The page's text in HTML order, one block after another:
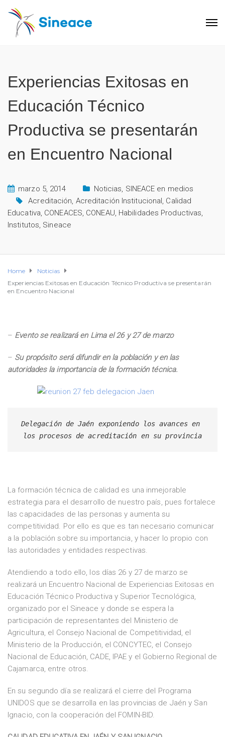
Experiencias Exitosas en
Educación Técnico
Productiva se presentarán
en Encuentro Nacional
marzo 5, 2014 Noticias, SINEACE en medios
Acreditación, Acreditación Institucional, Calidad
Educativa, CONEACES, CONEAU, Habilidades Productivas,
Institutos, Sineace
Home
Noticias
Experiencias Exitosas en Educación Técnico Productiva se presentarán
en Encuentro Nacional
– Evento se realizará en Lima el 26 y 27 de marzo
– Su propósito será difundir en la población y en las
autoridades la importancia de la formación técnica.
Delegación de Jaén exponiendo los avances en
los procesos de acreditación en su provincia
La formación técnica de calidad es una inmejorable
estrategia para el desarrollo de nuestro país, pues fortalece
las capacidades de las personas y aumenta su
competitividad. Por ello es que es tan necesario comunicar
a la población sobre su importancia, y hacer lo propio con
las autoridades y entidades respectivas.
Atendiendo a todo ello, los días 26 y 27 de marzo se
realizará un Encuentro Nacional de Experiencias Exitosas en
Educación Técnico Productiva y Superior Tecnológica,
organizado por el Sineace y donde se espera la
participación de representantes del Ministerio de
Agricultura, el Consejo Nacional de Competitividad, el
Ministerio de la Producción, el CONCYTEC, el Consejo
Nacional de Educación, CADE, IPAE y el Gobierno Regional de
Cajamarca, entre otros.
En su segundo día se realizará el cierre del Programa
UNIDOS que se desarrolla en las provincias de Jaén y San
Ignacio, con la cooperación del FOMIN-BID.